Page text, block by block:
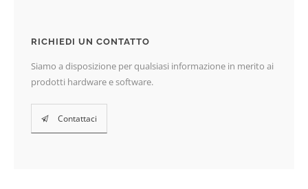
RICHIEDI UN CONTATTO
Siamo a disposizione per qualsiasi informazione in merito ai
prodotti hardware e software.
Contattaci